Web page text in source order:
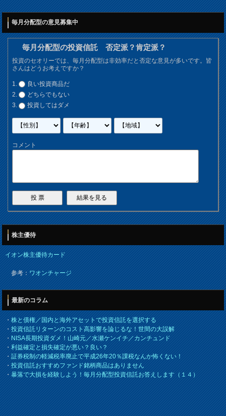
毎月分配型の意見募集中
毎月分配型の投資信託 否定派？肯定派？
投資のセオリーでは、毎月分配型は非効率だと否定な意見が多いです。皆
さんはどうお考えですか？
良い投資商品だ
どちらでもない
投資してはダメ
コメント
株主優待
イオン株主優待カード
参考：ワオンチャージ
最新のコラム
・株と債権／国内と海外アセットで投資信託を選択する
・投資信託リターンのコスト高影響を論じるな！世間の大誤解
・NISA長期投資ダメ！山崎元／水瀬ケンイチ／カンチュンド
・利益確定と損失確定が悪い？良い？
・証券税制の軽減税率廃止で平成26年20％課税なんか怖くない！
・投資信託おすすめファンド銘柄商品はありません
・暴落で大損を経験しよう！毎月分配型投資信託お答えします（１４）